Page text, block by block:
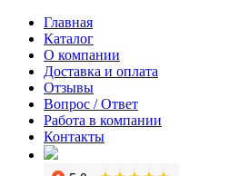
Главная
Каталог
О компании
Доставка и оплата
Отзывы
Вопрос / Ответ
Работа в компании
Контакты